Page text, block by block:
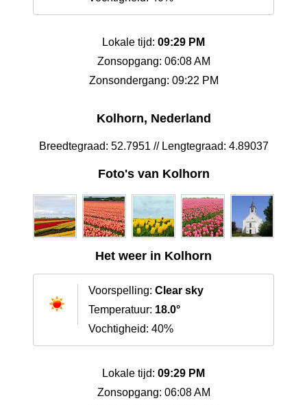
Lokale tijd: 09:29 PM
Zonsopgang: 06:08 AM
Zonsondergang: 09:22 PM
Kolhorn, Nederland
Breedtegraad: 52.7951 // Lengtegraad: 4.89037
Foto's van Kolhorn
Het weer in Kolhorn
Voorspelling: Clear sky
Temperatuur: 18.0°
Vochtigheid: 40%
Lokale tijd: 09:29 PM
Zonsopgang: 06:08 AM